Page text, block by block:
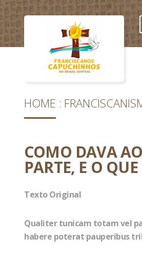
HOME
COMO DAVA
PARTE, E O QUE
Texto Original
Qualiter tunicam totam vel
habere poterat pauperibus